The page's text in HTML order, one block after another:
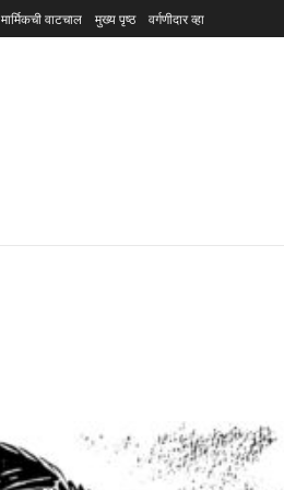
मार्मिकची वाटचाल मुख्य पृष्ठ वर्गणीदार व्हा